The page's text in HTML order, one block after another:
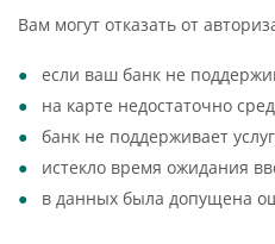
Вам могут отказать от
если ваш банк не
на карте недостаточно
банк не поддерживает
истекло время ожидания
в данных была допущена